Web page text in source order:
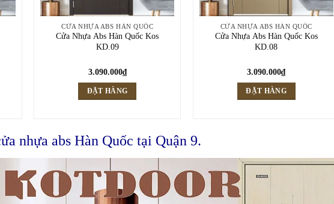
CỬA NHỰA ABS HÀN QUỐC
Cửa Nhựa Abs Hàn Quốc Kos
KD.09
3.090.000₫
ĐẶT HÀNG
CỬA NHỰA ABS HÀN QUỐC
Cửa Nhựa Abs Hàn Quốc Kos
KD.08
3.090.000₫
ĐẶT HÀNG
nhựa abs Hàn Quốc tại Quận 9.